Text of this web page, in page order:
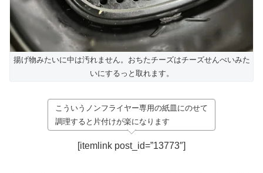
揚げ物みたいに中は汚れません。おちたチーズはチーズせんべいみた
いにするっと取れます。
こういうノンフライヤー専用の紙皿にのせて
調理すると片付けが楽になります
[itemlink post_id=”13773″]